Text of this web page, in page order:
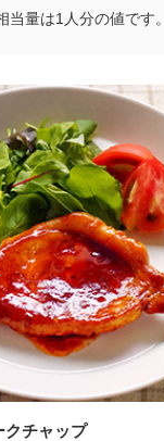
量は1人分の値です。
クチャップ